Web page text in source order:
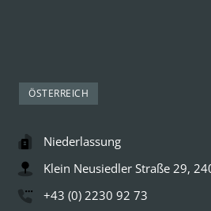
ÖSTERREICH
Niederlassung
Klein Neusiedler Straße 29,
+43 (0) 2230 92 73